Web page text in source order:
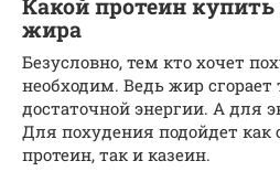
Какой протеин
жира
Безусловно, тем кто хочет
необходим. Ведь жир сгорает
достаточной энергии. А для
Для похудения подойдет
протеин, так и казеин.